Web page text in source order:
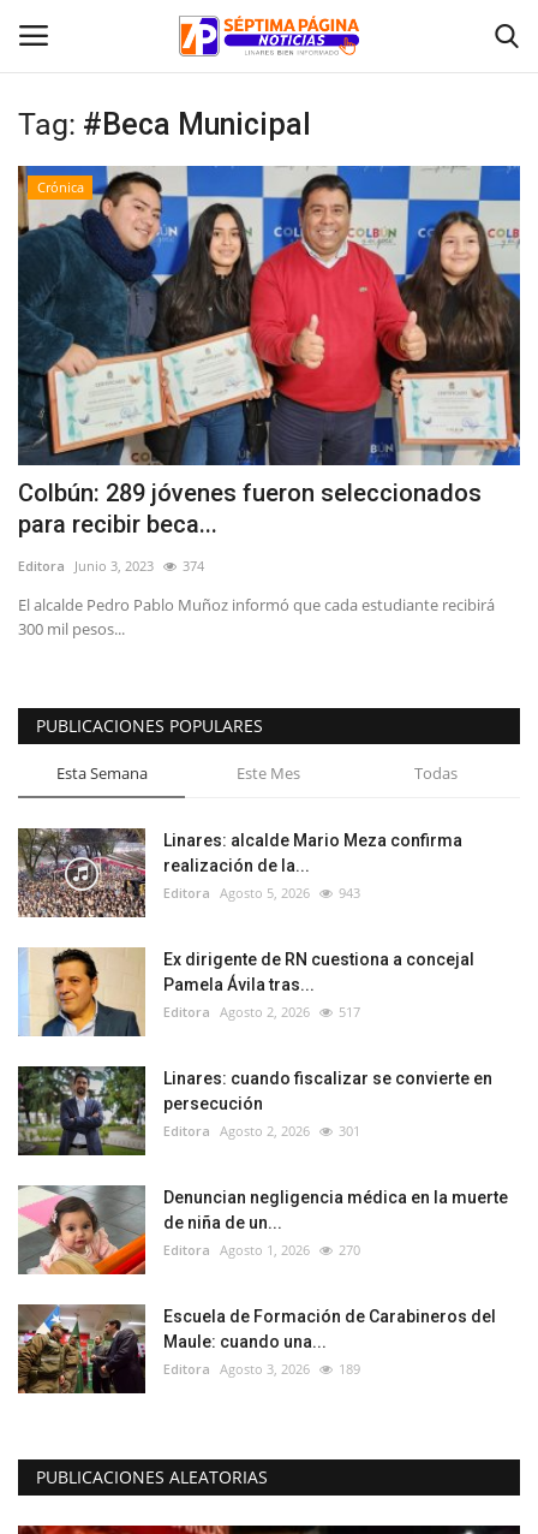
Inicio
Crónica
Policial
Tribunales
Deporte
Política
Espectáculos
Tag: #Beca Municipal
Crónica
Colbún: 289 jóvenes fueron seleccionados
para recibir beca...
Editora Junio 3, 2023 374
El alcalde Pedro Pablo Muñoz informó que cada estudiante recibirá
300 mil pesos...
PUBLICACIONES POPULARES
Esta Semana Este Mes Todas
Linares: alcalde Mario Meza confirma
realización de la...
Editora Agosto 5, 2026 943
Ex dirigente de RN cuestiona a concejal
Pamela Ávila tras...
Editora Agosto 2, 2026 517
Linares: cuando fiscalizar se convierte en
persecución
Editora Agosto 2, 2026 301
Denuncian negligencia médica en la muerte
de niña de un...
Editora Agosto 1, 2026 270
Escuela de Formación de Carabineros del
Maule: cuando una...
Editora Agosto 3, 2026 189
PUBLICACIONES ALEATORIAS